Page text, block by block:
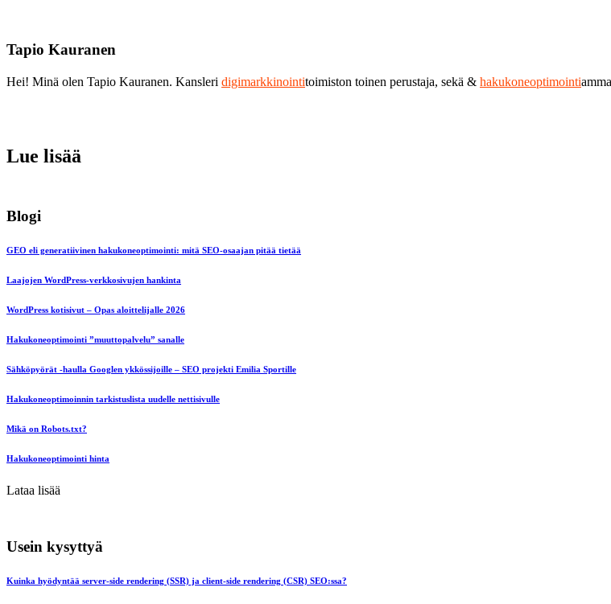
Tapio Kauranen
Hei! Minä olen Tapio Kauranen. Kansleri digimarkkinointitoimiston toinen perustaja, sekä & hakukoneoptimointi
Lue lisää
Blogi
GEO eli generatiivinen hakukoneoptimointi: mitä SEO-osaajan pitää tietää
Laajojen WordPress-verkkosivujen hankinta
WordPress kotisivut – Opas aloittelijalle 2026
Hakukoneoptimointi ”muuttopalvelu” sanalle
Sähköpyörät -haulla Googlen ykkössijoille – SEO projekti Emilia Sportille
Hakukoneoptimoinnin tarkistuslista uudelle nettisivulle
Mikä on Robots.txt?
Hakukoneoptimointi hinta
Lataa lisää
Usein kysyttyä
Kuinka hyödyntää server-side rendering (SSR) ja client-side rendering (CSR) SEO:ssa?